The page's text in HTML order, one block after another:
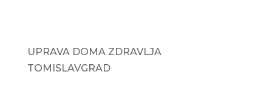
UPRAVA DOMA ZDRAVLJA
TOMISLAVGRAD